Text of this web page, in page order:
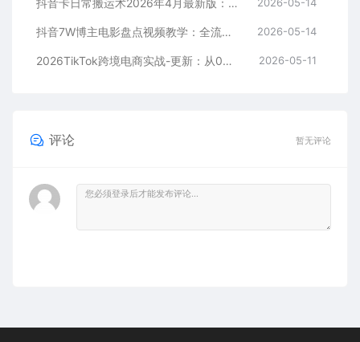
抖音7W博主电影盘点视频教学：全流程剪辑制作+收益开通+商单收徒，零基础快速变现 2026-05-14
2026TikTok跨境电商实战-更新：从0到1跑通注册选品上架，出单发货回款全流程手把手教学 2026-05-11
评论 暂无评论